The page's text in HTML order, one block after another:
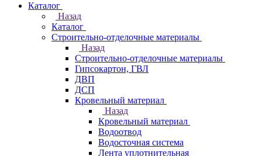
Каталог
Назад
Каталог
Строительно-отделочные материалы
Назад
Строительно-отделочные материалы
Гипсокартон, ГВЛ
ДВП
ДСП
Кровельный материал
Назад
Кровельный материал
Водоотвод
Водосточная система
Лента уплотнительная